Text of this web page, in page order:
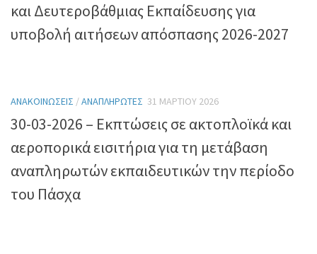
και Δευτεροβάθμιας Εκπαίδευσης για
υποβολή αιτήσεων απόσπασης 2026-2027
ΑΝΑΚΟΙΝΏΣΕΙΣ /ΑΝΑΠΛΗΡΩΤΈΣ 31 ΜΑΡΤΊΟΥ 2026
30-03-2026 – Εκπτώσεις σε ακτοπλοϊκά και
αεροπορικά εισιτήρια για τη μετάβαση
αναπληρωτών εκπαιδευτικών την περίοδο
του Πάσχα